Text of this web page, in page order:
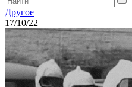
Другое
17/10/22